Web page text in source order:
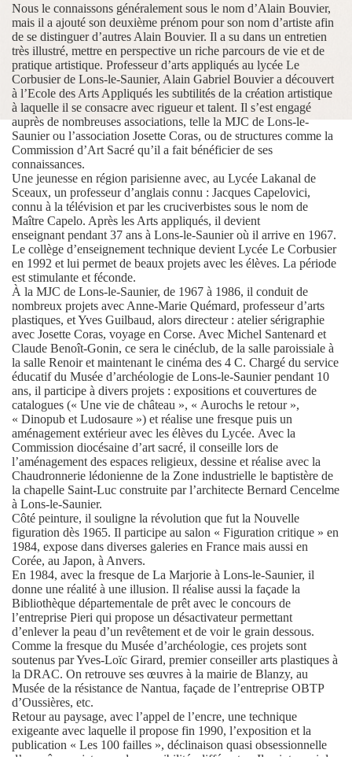
Nous le connaissons généralement sous le nom d’Alain Bouvier,
mais il a ajouté son deuxième prénom pour son nom d’artiste afin
de se distinguer d’autres Alain Bouvier. Il a su dans un entretien
très illustré, mettre en perspective un riche parcours de vie et de
pratique artistique. Professeur d’arts appliqués au lycée Le
Corbusier de Lons-le-Saunier, Alain Gabriel Bouvier a découvert
à l’Ecole des Arts Appliqués les subtilités de la création artistique
à laquelle il se consacre avec rigueur et talent. Il s’est engagé
auprès de nombreuses associations, telle la MJC de Lons-le-
Saunier ou l’association Josette Coras, ou de structures comme la
Commission d’Art Sacré qu’il a fait bénéficier de ses
connaissances.
Une jeunesse en région parisienne avec, au Lycée Lakanal de
Sceaux, un professeur d’anglais connu : Jacques Capelovici,
connu à la télévision et par les cruciverbistes sous le nom de
Maître Capelo. Après les Arts appliqués, il devient
enseignant pendant 37 ans à Lons-le-Saunier où il arrive en 1967.
Le collège d’enseignement technique devient Lycée Le Corbusier
en 1992 et lui permet de beaux projets avec les élèves. La période
est stimulante et féconde.
À la MJC de Lons-le-Saunier, de 1967 à 1986, il conduit de
nombreux projets avec Anne-Marie Quémard, professeur d’arts
plastiques, et Yves Guilbaud, alors directeur : atelier sérigraphie
avec Josette Coras, voyage en Corse. Avec Michel Santenard et
Claude Benoît-Gonin, ce sera le cinéclub, de la salle paroissiale à
la salle Renoir et maintenant le cinéma des 4 C. Chargé du service
éducatif du Musée d’archéologie de Lons-le-Saunier pendant 10
ans, il participe à divers projets : expositions et couvertures de
catalogues (« Une vie de château », « Aurochs le retour »,
« Dinopub et Ludosaure ») et réalise une fresque puis un
aménagement extérieur avec les élèves du Lycée. Avec la
Commission diocésaine d’art sacré, il conseille lors de
l’aménagement des espaces religieux, dessine et réalise avec la
Chaudronnerie lédonienne de la Zone industrielle le baptistère de
la chapelle Saint-Luc construite par l’architecte Bernard Cencelme
à Lons-le-Saunier.
Côté peinture, il souligne la révolution que fut la Nouvelle
figuration dès 1965. Il participe au salon « Figuration critique » en
1984, expose dans diverses galeries en France mais aussi en
Corée, au Japon, à Anvers.
En 1984, avec la fresque de La Marjorie à Lons-le-Saunier, il
donne une réalité à une illusion. Il réalise aussi la façade la
Bibliothèque départementale de prêt avec le concours de
l’entreprise Pieri qui propose un désactivateur permettant
d’enlever la peau d’un revêtement et de voir le grain dessous.
Comme la fresque du Musée d’archéologie, ces projets sont
soutenus par Yves-Loïc Girard, premier conseiller arts plastiques à
la DRAC. On retrouve ses œuvres à la mairie de Blanzy, au
Musée de la résistance de Nantua, façade de l’entreprise OBTP
d’Oussières, etc.
Retour au paysage, avec l’appel de l’encre, une technique
exigeante avec laquelle il propose fin 1990, l’exposition et la
publication « Les 100 failles », déclinaison quasi obsessionnelle